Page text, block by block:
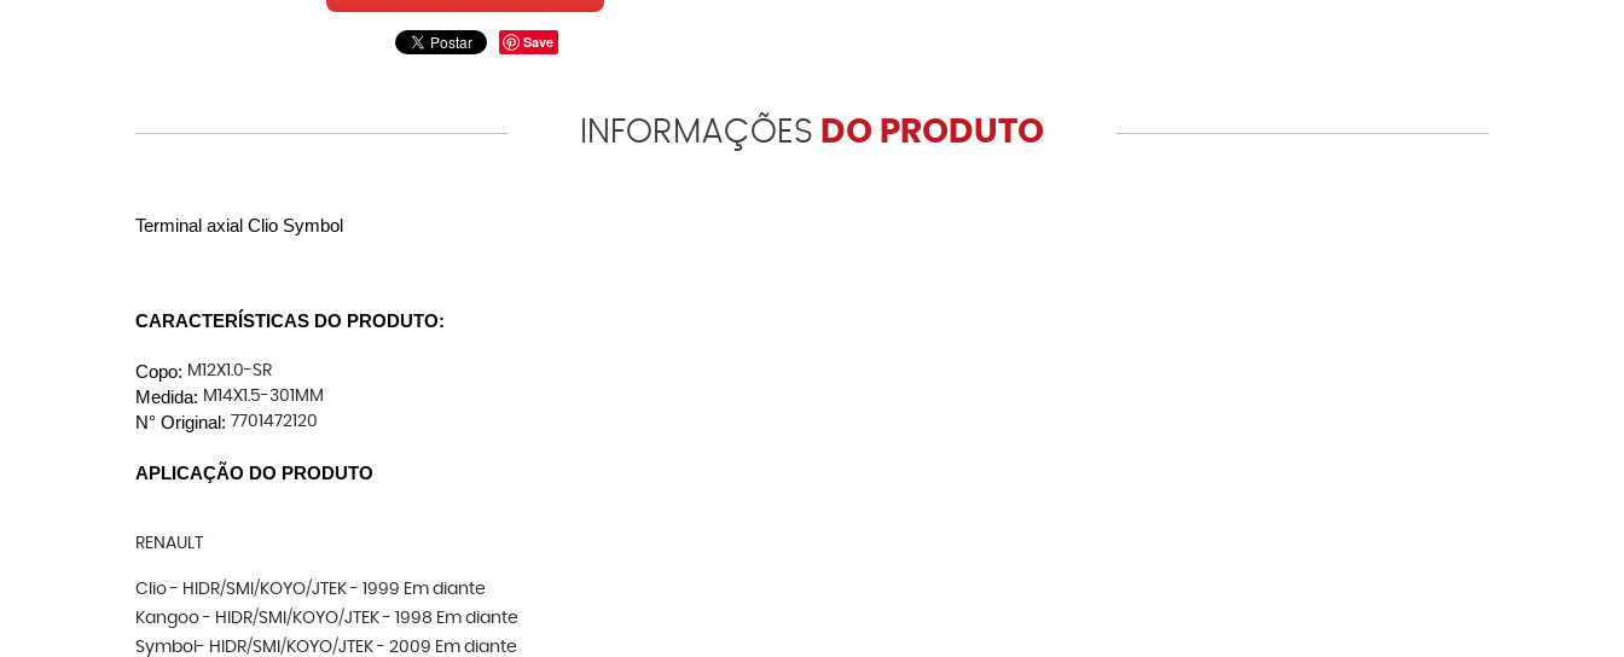
Save
INFORMAÇÕES DO PRODUTO
Terminal axial Clio Symbol
CARACTERÍSTICAS DO PRODUTO:
Copo: M12X1.0-SR
Medida: M14X1.5-301MM
N° Original: 7701472120
APLICAÇÃO DO PRODUTO
RENAULT
Clio - HIDR/SMI/KOYO/JTEK - 1999 Em diante
Kangoo - HIDR/SMI/KOYO/JTEK - 1998 Em diante
Symbol- HIDR/SMI/KOYO/JTEK - 2009 Em diante